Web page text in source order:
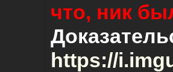
что, ник
https://